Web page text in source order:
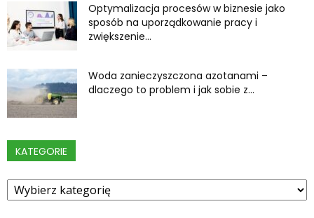
Optymalizacja procesów w biznesie jako
sposób na uporządkowanie pracy i
zwiększenie...
Woda zanieczyszczona azotanami –
dlaczego to problem i jak sobie z...
KATEGORIE
Kategorie